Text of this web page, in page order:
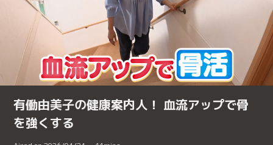
有働由美子の健康案内人！ 血流アップで骨
を強くする